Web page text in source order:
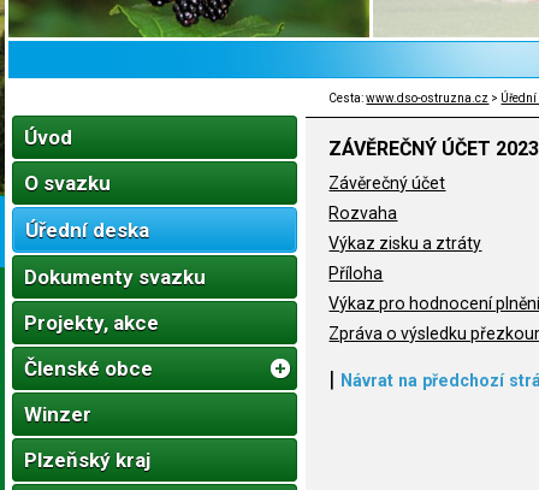
Cesta:www.dso-ostruzna.cz >
Úvod
O svazku
Úřední deska
Dokumenty svazku
Projekty, akce
Členské obce
Winzer
Plzeňský kraj
ZÁVĚREČNÝ ÚČET 2023
Závěrečný účet
Rozvaha
Výkaz zisku a ztráty
Příloha
Výkaz pro hodnocení
Zpráva o výsledku
| Návrat na předchozí